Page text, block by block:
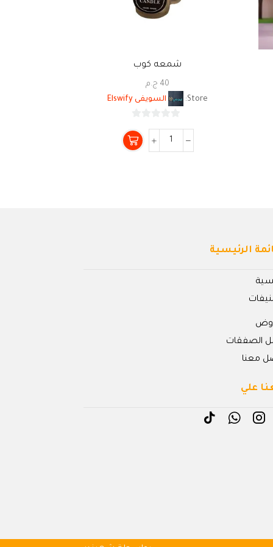
شمعه كوب
40 ج.م
Store:
السويفى Elswify
من
5
الرئيسية
الصفقات
معنا
علي